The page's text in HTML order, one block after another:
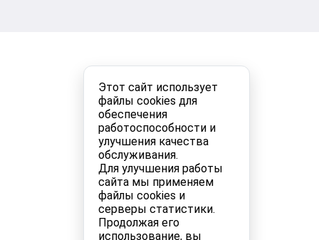
Этот сайт использует
файлы cookies для
обеспечения
работоспособности и
улучшения качества
обслуживания.
Для улучшения работы
сайта мы применяем
файлы cookies и
серверы статистики.
Продолжая его
использование, вы